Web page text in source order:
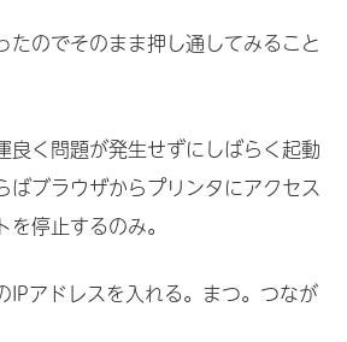
たのでそのまま押し通してみること
良く問題が発生せずにしばらく起動
ばブラウザからプリンタにアクセス
停止するのみ。
IPアドレスを入れる。まつ。つなが